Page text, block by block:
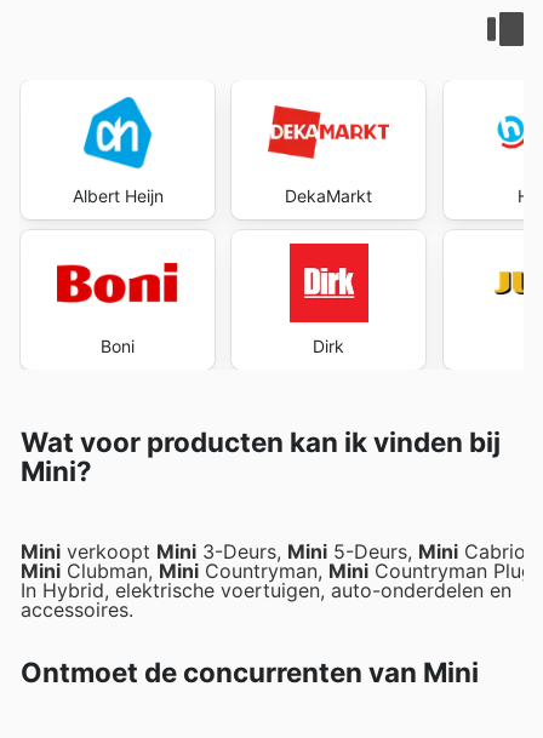
Albert Heijn
Boni
DekaMarkt
Dirk
Wat voor producten kan ik vinden bij
Mini?
Mini verkoopt Mini 3-Deurs, Mini 5-Deurs, Mini Cabrio,
Mini Clubman, Mini Countryman, Mini Countryman Plug-
In Hybrid, elektrische voertuigen, auto-onderdelen en
accessoires.
Ontmoet de concurrenten van Mini